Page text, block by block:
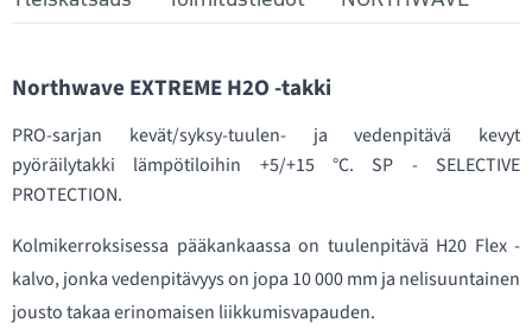
Northwave EXTREME H2O -takki
PRO-sarjan kevät/syksy-tuulen- ja vedenpitävä kevyt
pyöräilytakki lämpötiloihin +5/+15 °C. SP - SELECTIVE
PROTECTION.
Kolmikerroksisessa pääkankaassa on tuulenpitävä H20 Flex -
kalvo, jonka vedenpitävyys on jopa 10 000 mm ja nelisuuntainen
jousto takaa erinomaisen liikkumisvapauden.